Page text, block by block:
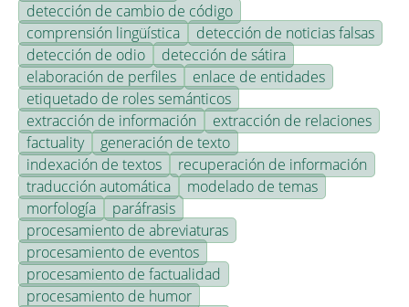
detección de cambio de código
comprensión lingüística
detección de noticias falsas
detección de odio
detección de sátira
elaboración de perfiles
enlace de entidades
etiquetado de roles semánticos
extracción de información
extracción de relaciones
factuality
generación de texto
indexación de textos
recuperación de información
traducción automática
modelado de temas
morfología
paráfrasis
procesamiento de abreviaturas
procesamiento de eventos
procesamiento de factualidad
procesamiento de humor